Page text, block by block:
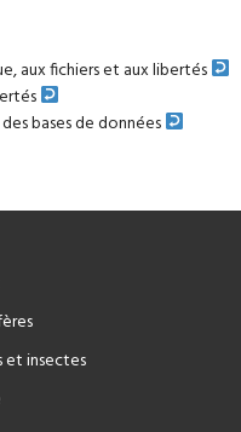
aux fichiers et aux libertés
bases de données
et insectes